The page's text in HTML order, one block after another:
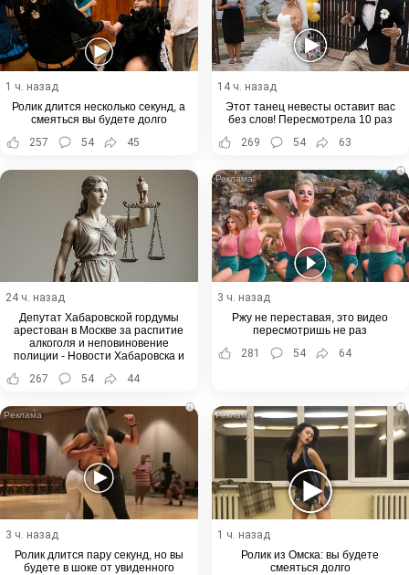
1 ч. назад
Ролик длится несколько секунд, а
смеяться вы будете долго
257
54 45
14 ч. назад
Этот танец невесты оставит вас
без слов! Пересмотрела 10 раз
269
54 63
24 ч. назад
Депутат Хабаровской гордумы
арестован в Москве за распитие
алкоголя и неповиновение
полиции - Новости Хабаровска и
267 54 44
i
3 ч. назад
Ржу не переставая, это видео
пересмотришь не раз
281
54 64
i
3 ч. назад
Ролик длится пару секунд, но вы
будете в шоке от увиденного
i
1 ч. назад
Ролик из Омска: вы будете
смеяться долго